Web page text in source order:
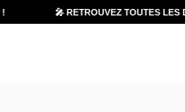
🎤 RETROUVEZ TOUTES LES